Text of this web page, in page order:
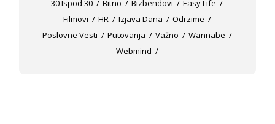
30 Ispod 30 Bitno Bizbendovi
Easy Life
Filmovi
HR Izjava Dana
Odrzime
Poslovne Vesti
Putovanja Važno
Wannabe
Webmind